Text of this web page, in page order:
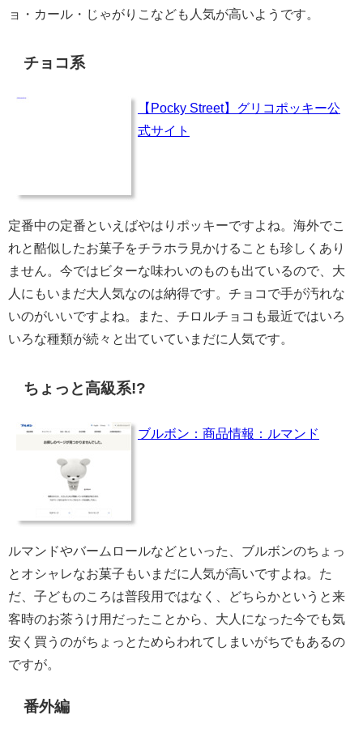
ョ・カール・じゃがりこなども人気が高いようです。
チョコ系
【Pocky Street】グリコポッキー公
式サイト
定番中の定番といえばやはりポッキーですよね。海外でこ
れと酷似したお菓子をチラホラ見かけることも珍しくあり
ません。今ではビターな味わいのものも出ているので、大
人にもいまだ大人気なのは納得です。チョコで手が汚れな
いのがいいですよね。また、チロルチョコも最近ではいろ
いろな種類が続々と出ていていまだに人気です。
ちょっと高級系!?
ブルボン：商品情報：ルマンド
ルマンドやバームロールなどといった、ブルボンのちょっ
とオシャレなお菓子もいまだに人気が高いですよね。た
だ、子どものころは普段用ではなく、どちらかというと来
客時のお茶うけ用だったことから、大人になった今でも気
安く買うのがちょっとためらわれてしまいがちでもあるの
ですが。
番外編